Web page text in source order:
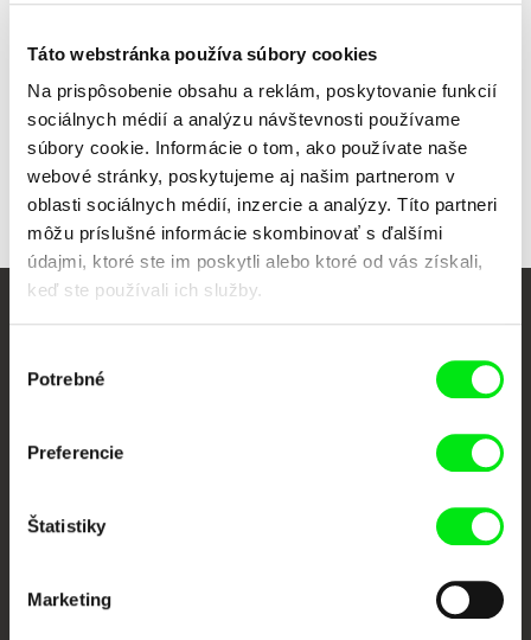
Táto webstránka používa súbory cookies
Na prispôsobenie obsahu a reklám, poskytovanie funkcií
sociálnych médií a analýzu návštevnosti používame
súbory cookie. Informácie o tom, ako používate naše
webové stránky, poskytujeme aj našim partnerom v
oblasti sociálnych médií, inzercie a analýzy. Títo partneri
môžu príslušné informácie skombinovať s ďalšími
údajmi, ktoré ste im poskytli alebo ktoré od vás získali,
keď ste používali ich služby.
súhlasu
Potrebné
Preferencie
Štatistiky
Marketing
Späť na všetky výbery
Vaše online kino
Portál DAFilms vznikol vďaka tvorivej spolupráci siedmich významných